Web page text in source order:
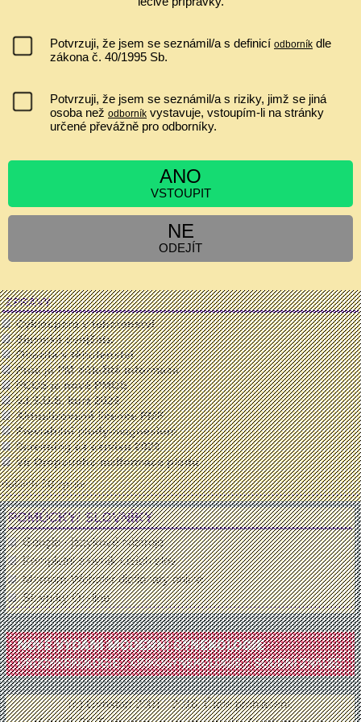
Potvrzuji, že jsem se seznámil/a s definicí odborník dle
zákona č. 40/1995 Sb.
Potvrzuji, že jsem se seznámil/a s riziky, jimž se jiná
osoba než odborník vystavuje, vstoupím-li na stránky
určené převážně pro odborníky.
ANO
VSTOUPIT
NE
ODEJÍT
ZPRÁVY
Cyklospora v tehotenstvi
Siamská dvojčata
Obezita v těhotenství
Proč je PM důležitá informace
PCOS je nově PMOS
V.I.S.U.S. kurz 2026
Aktualizované licence FMF
Previabilní plody-magnesium
Screening ca cervixu 2026
Vir Oropouche-malformace plodu
dalších 50 zpráv ...
Ultrazvuk a zobrazování v gynekologii a porodnictví 2026 Celostátní
Foundation (Londýn) Odborný garant: prof. MUDr. Pavel Calda, CSc.
PRAEVIA?
nemá souvislost
jen asi 1,2x zvyšuje riziko
Výsledky |Ankety
Hlasujících:6557| Komentáře:0
POMŮCKY/ SLOVNÍKY
Google - jazykové nástroje
Kompletní slovník cizích slov
Merriam-Webster dictionary online
Slovníky On-line
(c) Gynstart 2001 - 2016.Čtěte prohlášení.